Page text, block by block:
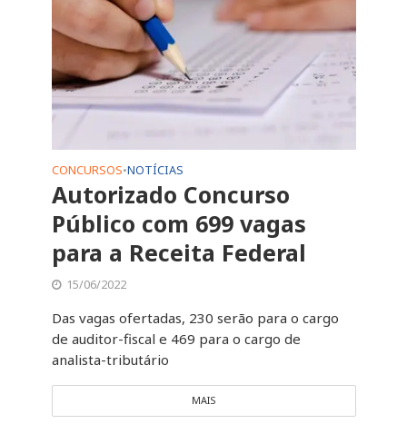
CONCURSOS•NOTÍCIAS
Autorizado Concurso
Público com 699 vagas
para a Receita Federal
15/06/2022
Das vagas ofertadas, 230 serão para o cargo
de auditor-fiscal e 469 para o cargo de
analista-tributário
MAIS